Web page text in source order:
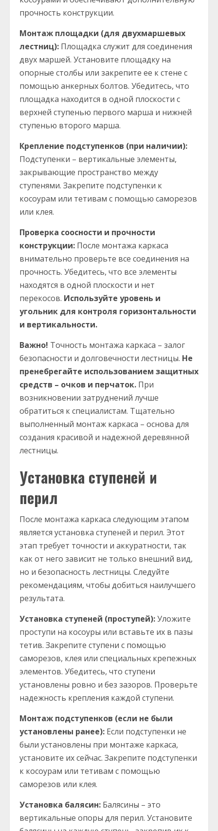
прочность конструкции.
Монтаж площадки (для двухмаршевых
лестниц): Площадка служит для соединения
двух маршей. Установите площадку на
опорные столбы или закрепите ее к стене с
помощью анкерных болтов. Убедитесь, что
площадка находится в одной плоскости с
верхней ступенью первого марша и нижней
ступенью второго марша.
Крепление подступенков (при наличии):
Подступенки – вертикальные элементы,
закрывающие пространство между
ступенями. Закрепите подступенки к
косоурам или тетивам с помощью саморезов
или клея.
Проверка соосности и прочности
конструкции: После монтажа каркаса
внимательно проверьте все соединения на
прочность. Убедитесь, что все элементы
находятся в одной плоскости и нет
перекосов. Используйте уровень и
угольник для контроля горизонтальности
и вертикальности.
Важно! Точность монтажа каркаса – залог
безопасности и долговечности лестницы. Не
пренебрегайте использованием защитных
средств – очков и перчаток. При
возникновении затруднений лучше
обратиться к специалистам. Тщательно
выполненный монтаж каркаса – основа для
создания красивой и надежной деревянной
лестницы.
Установка ступеней и
перил
После монтажа каркаса следующим этапом
является установка ступеней и перил. Этот
этап требует точности и аккуратности, так
как от него зависит не только внешний вид,
но и безопасность лестницы. Следуйте
рекомендациям, чтобы добиться наилучшего
результата.
Установка ступеней (проступей):Уложите
проступи на косоуры или вставьте их в пазы
тетив. Закрепите ступени с помощью
саморезов, клея или специальных крепежных
элементов. Убедитесь, что ступени
установлены ровно и без зазоров. Проверьте
надежность крепления каждой ступени.
Монтаж подступенков (если не были
установлены ранее): Если подступенки не
были установлены при монтаже каркаса,
установите их сейчас. Закрепите подступенки
к косоурам или тетивам с помощью
саморезов или клея.
Установка балясин: Балясины – это
вертикальные опоры для перил. Установите